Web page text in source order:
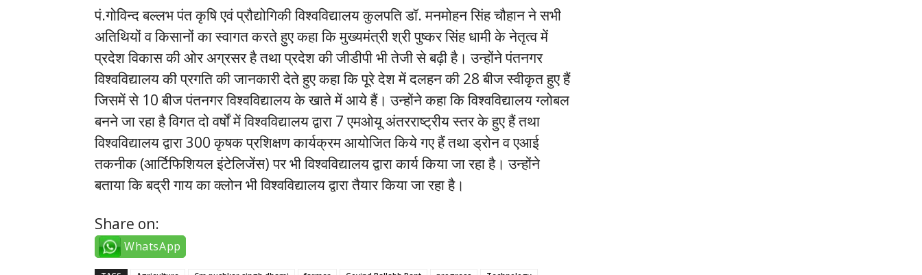
पं.गोविन्द बल्लभ पंत कृषि एवं प्रौद्योगिकी विश्वविद्यालय कुलपति डॉ. मनमोहन सिंह चौहान ने सभी
अतिथियों व किसानों का स्वागत करते हुए कहा कि मुख्यमंत्री श्री पुष्कर सिंह धामी के नेतृत्व में
प्रदेश विकास की ओर अग्रसर है तथा प्रदेश की जीडीपी भी तेजी से बढ़ी है। उन्होंने पंतनगर
विश्वविद्यालय की प्रगति की जानकारी देते हुए कहा कि पूरे देश में दलहन की 28 बीज स्वीकृत हुए हैं
जिसमें से 10 बीज पंतनगर विश्वविद्यालय के खाते में आये हैं। उन्होंने कहा कि विश्वविद्यालय ग्लोबल
बनने जा रहा है विगत दो वर्षों में विश्वविद्यालय द्वारा 7 एमओयू अंतरराष्ट्रीय स्तर के हुए हैं तथा
विश्वविद्यालय द्वारा 300 कृषक प्रशिक्षण कार्यक्रम आयोजित किये गए हैं तथा ड्रोन व एआई
तकनीक (आर्टिफिशियल इंटेलिजेंस) पर भी विश्वविद्यालय द्वारा कार्य किया जा रहा है। उन्होंने
बताया कि बद्री गाय का क्लोन भी विश्वविद्यालय द्वारा तैयार किया जा रहा है।
Share on:
WhatsApp